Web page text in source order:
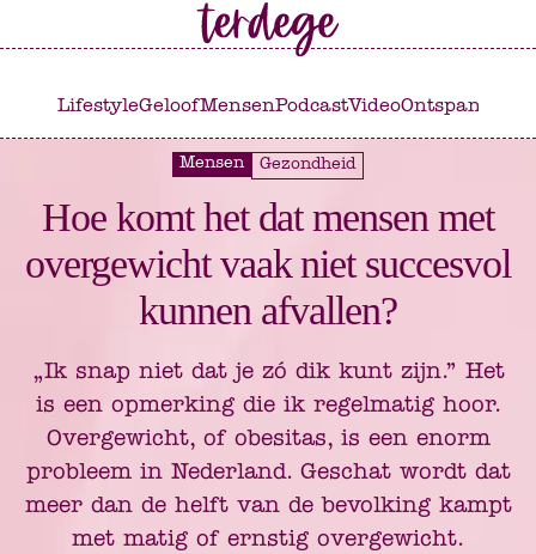
LifestyleGeloofMensenPodcastVideoOntspannen
Mensen Gezondheid
Hoe komt het dat mensen met
overgewicht vaak niet succesvol
kunnen afvallen?
„Ik snap niet dat je zó dik kunt zijn.” Het
is een opmerking die ik regelmatig hoor.
Overgewicht, of obesitas, is een enorm
probleem in Nederland. Geschat wordt dat
meer dan de helft van de bevolking kampt
met matig of ernstig overgewicht.